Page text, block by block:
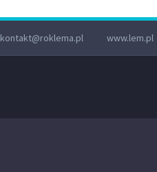
kontakt@roklema.pl www.lem.pl